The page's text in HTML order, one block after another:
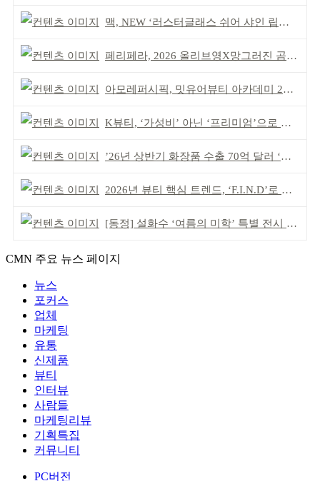
맥, NEW ‘러스터글래스 쉬어 샤인 립스틱’ 출시
페리페라, 2026 올리브영X망그러진 곰 콜라보
아모레퍼시픽, 밋유어뷰티 아카데미 2기 발대식
K뷰티, ‘가성비’ 아닌 ‘프리미엄’으로 승부걸어야
’26년 상반기 화장품 수출 70억 달러 ‘역대 최고’
2026년 뷰티 핵심 트렌드, ‘F.I.N.D’로 읽는다
[동정] 설화수 ‘여름의 미학’ 특별 전시 개최
CMN 주요 뉴스 페이지
뉴스
포커스
업체
마케팅
유통
신제품
뷰티
인터뷰
사람들
마케팅리뷰
기획특집
커뮤니티
PC버전